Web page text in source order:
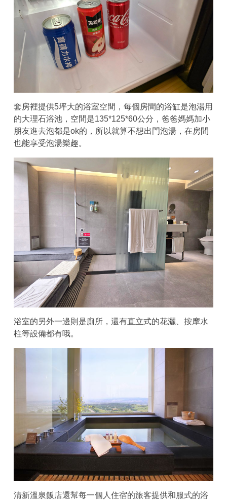
套房裡提供5坪大的浴室空間，每個房間的浴缸是泡湯用
的大理石浴池，空間是135*125*60公分，爸爸媽媽加小
朋友進去泡都是ok的，所以就算不想出門泡湯，在房間
也能享受泡湯樂趣。
浴室的另外一邊則是廁所，還有直立式的花灑、按摩水
柱等設備都有哦。
清新溫泉飯店還幫每一個人住宿的旅客提供和服式的浴